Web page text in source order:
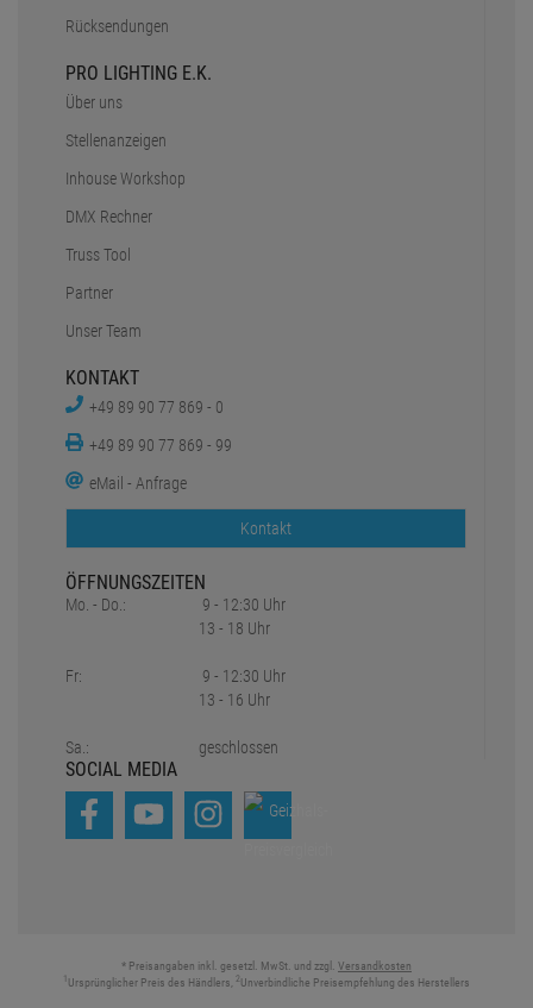
Rücksendungen
PRO LIGHTING E.K.
Über uns
Stellenanzeigen
Inhouse Workshop
DMX Rechner
Truss Tool
Partner
Unser Team
KONTAKT
+49 89 90 77 869 - 0
+49 89 90 77 869 - 99
eMail - Anfrage
Kontakt
ÖFFNUNGSZEITEN
Mo. - Do.:
Fr:
Sa.:
9 - 12:30 Uhr
13 - 18 Uhr
9 - 12:30 Uhr
13 - 16 Uhr
geschlossen
SOCIAL MEDIA
* Preisangaben inkl. gesetzl. MwSt. und zzgl. Versandkosten
Ursprünglicher Preis des Händlers, 2 Unverbindliche Preisempfehlung des Herstellers